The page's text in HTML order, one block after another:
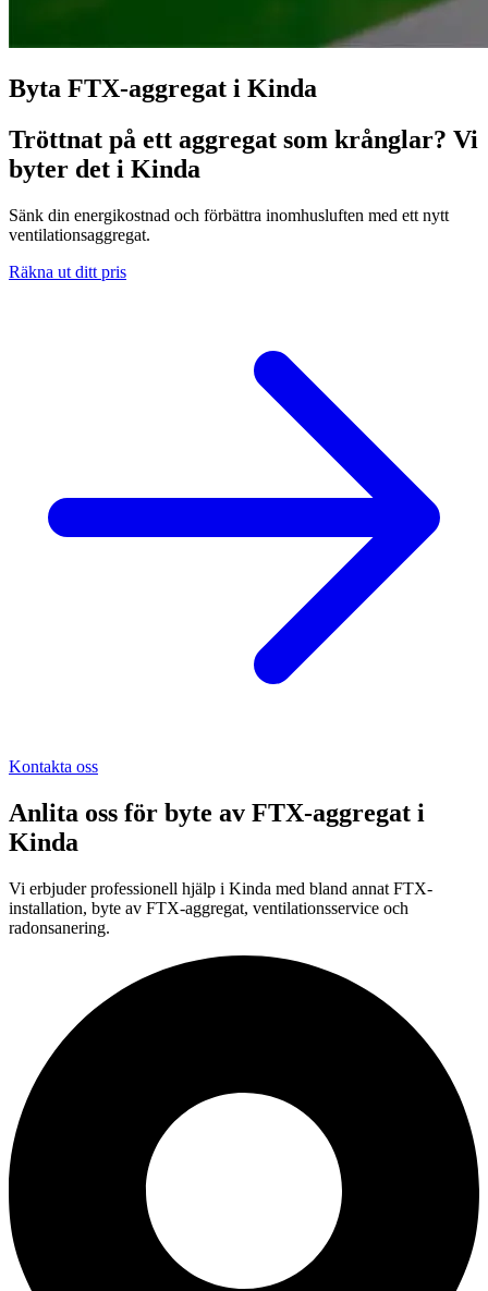
Byta FTX-aggregat i Kinda
Tröttnat på ett aggregat som krånglar? Vi
byter det i Kinda
Sänk din energikostnad och förbättra inomhusluften med ett nytt
ventilationsaggregat.
Räkna ut ditt pris
Kontakta oss
Anlita oss för byte av FTX-aggregat i
Kinda
Vi erbjuder professionell hjälp i Kinda med bland annat FTX-
installation, byte av FTX-aggregat, ventilationsservice och
radonsanering.